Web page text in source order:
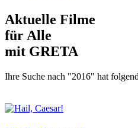
Aktuelle Filme
für Alle
mit GRETA
Ihre Suche nach "2016" hat